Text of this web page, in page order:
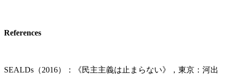
References
SEALDs（2016）：《民主主義は止まらない》，東京：河出